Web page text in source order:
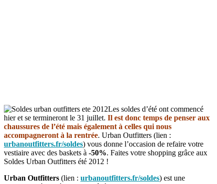
Les soldes d’été ont commencé
hier et se termineront le 31 juillet. Il est donc temps de penser aux
chaussures de l’été mais également à celles qui nous
accompagneront à la rentrée. Urban Outfitters (lien :
urbanoutfitters.fr/soldes) vous donne l’occasion de refaire votre
vestiaire avec des baskets à -50%. Faites votre shopping grâce aux
Soldes Urban Outfitters été 2012 !
Urban Outfitters (lien : urbanoutfitters.fr/soldes) est une